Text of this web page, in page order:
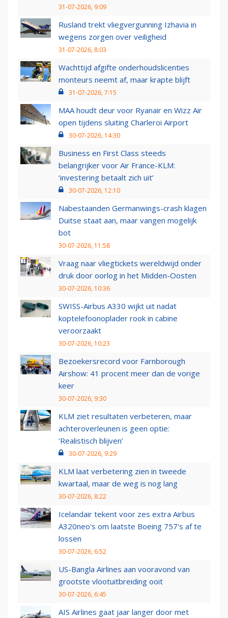
31-07-2026, 9:09
Rusland trekt vliegvergunning Izhavia in
wegens zorgen over veiligheid
31-07-2026, 8:03
Wachttijd afgifte onderhoudslicenties
monteurs neemt af, maar krapte blijft
31-07-2026, 7:15
MAA houdt deur voor Ryanair en Wizz Air
open tijdens sluiting Charleroi Airport
30-07-2026, 14:30
Business en First Class steeds
belangrijker voor Air France-KLM:
‘investering betaalt zich uit’
30-07-2026, 12:10
Nabestaanden Germanwings-crash klagen
Duitse staat aan, maar vangen mogelijk
bot
30-07-2026, 11:58
Vraag naar vliegtickets wereldwijd onder
druk door oorlog in het Midden-Oosten
30-07-2026, 10:36
SWISS-Airbus A330 wijkt uit nadat
koptelefoonoplader rook in cabine
veroorzaakt
30-07-2026, 10:23
Bezoekersrecord voor Farnborough
Airshow: 41 procent meer dan de vorige
keer
30-07-2026, 9:30
KLM ziet resultaten verbeteren, maar
achteroverleunen is geen optie:
‘Realistisch blijven’
30-07-2026, 9:29
KLM laat verbetering zien in tweede
kwartaal, maar de weg is nog lang
30-07-2026, 8:22
Icelandair tekent voor zes extra Airbus
A320neo's om laatste Boeing 757's af te
lossen
30-07-2026, 6:52
US-Bangla Airlines aan vooravond van
grootste vlootuitbreiding ooit
30-07-2026, 6:45
AIS Airlines gaat jaar langer door met